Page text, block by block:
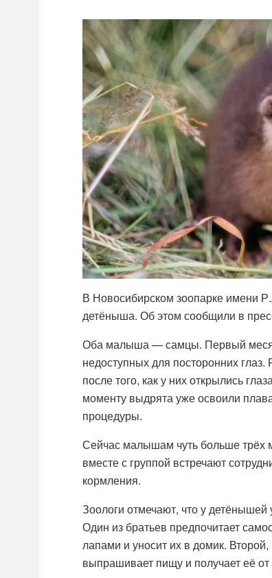
В Новосибирском зоопарке имени
детёныша. Об этом сообщили в
Оба малыша — самцы. Первый
недоступных для посторонних
после того, как у них открылись
моменту выдрята уже освоили
процедуры.
Сейчас малышам чуть больше трёх
вместе с группой встречают
кормления.
Зоологи отмечают, что у
Один из братьев предпочитает
лапами и уносит их в домик.
выпрашивает пищу и получает её